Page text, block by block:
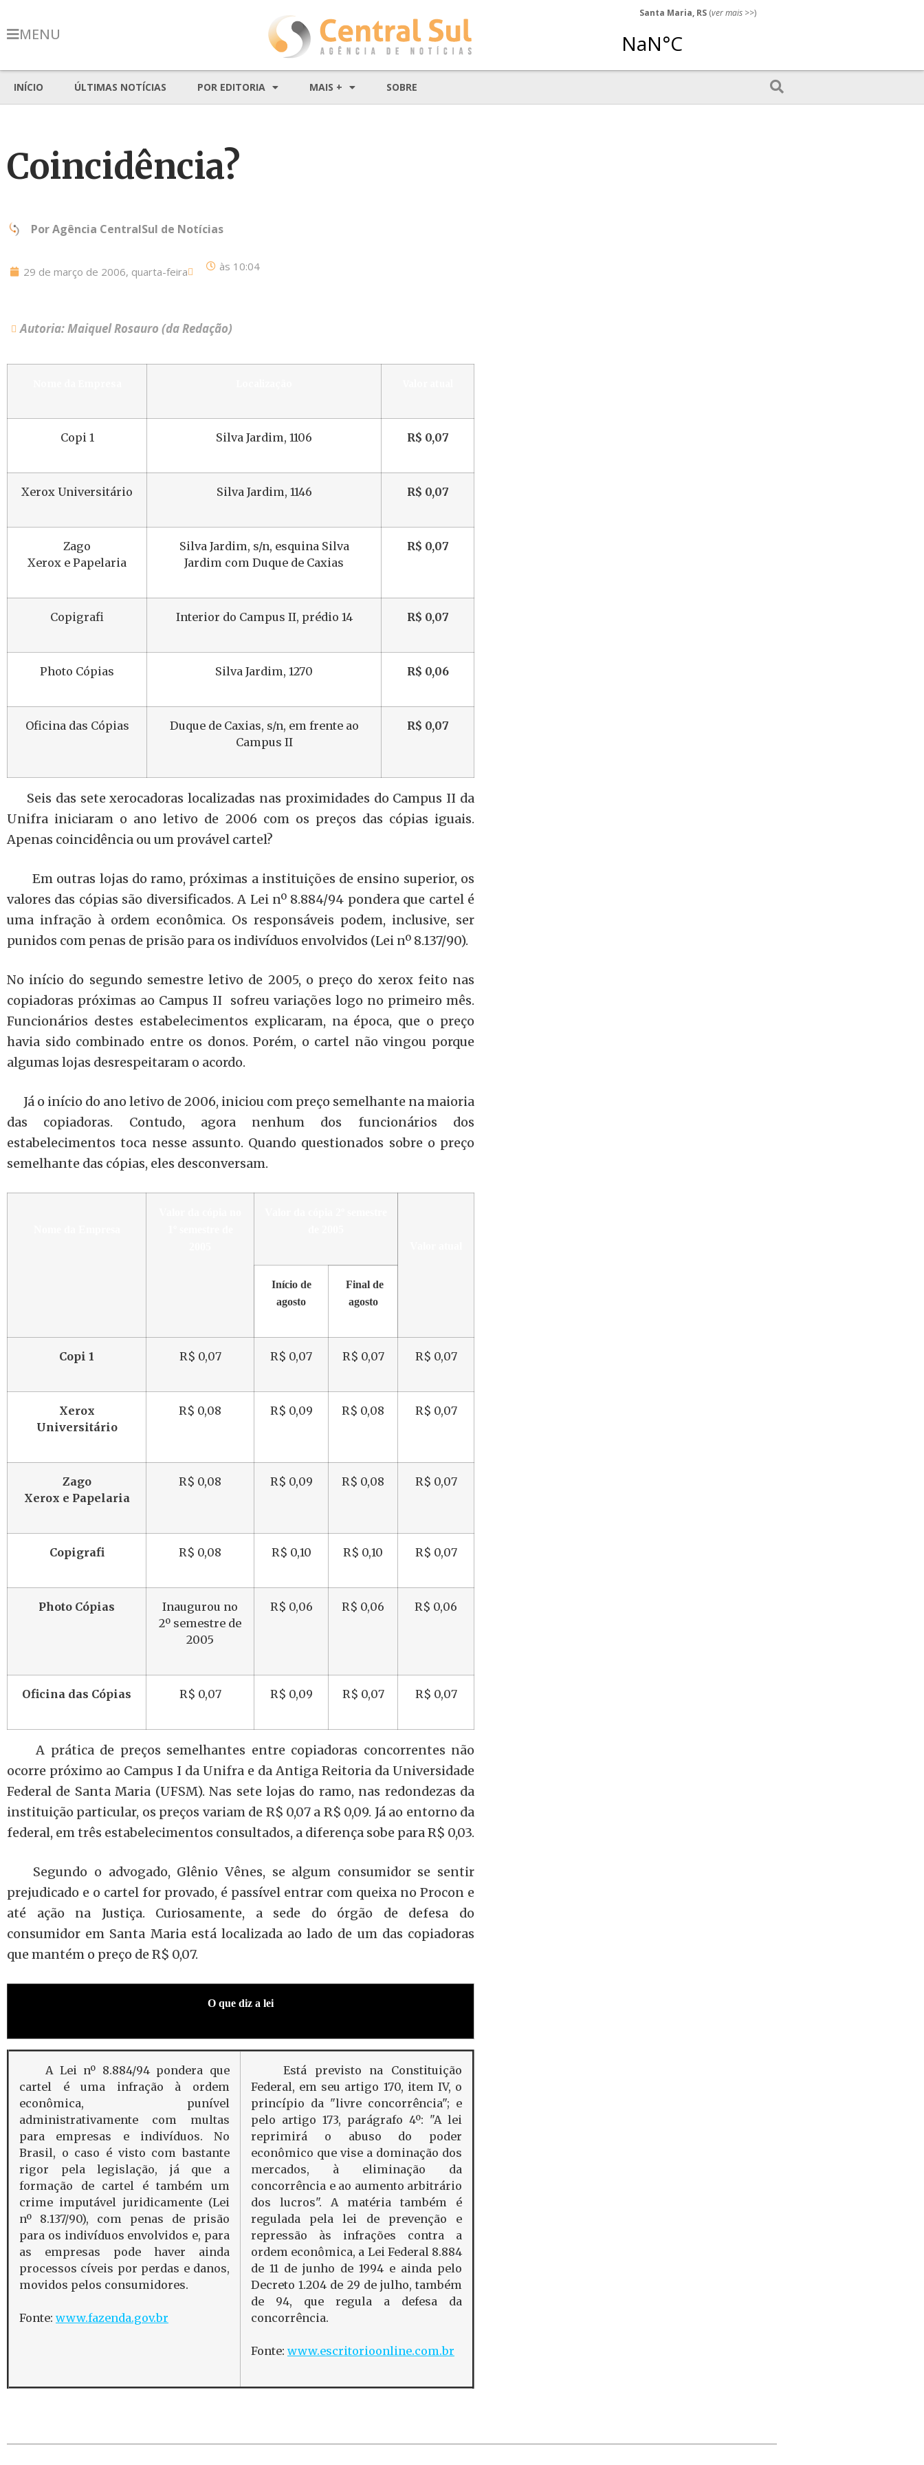
MENU
Santa Maria, RS (ver mais >>)
INÍCIO ÚLTIMAS NOTÍCIAS POR EDITORIA MAIS + SOBRE
Coincidência?
PorAgência CentralSul de Notícias
29 de março de 2006, quarta-feira às 10:04
Autoria: Maiquel Rosauro (da Redação)
Copi 1 Silva Jardim, 1106 R$ 0,07
Xerox Universitário Silva Jardim, 1146 R$ 0,07
Zago
Xerox e Papelaria
Silva Jardim, s/n, esquina Silva
Jardim com Duque de Caxias
R$ 0,07
Copigrafi Interior do Campus II, prédio 14 R$ 0,07
Photo Cópias Silva Jardim, 1270 R$ 0,06
Oficina das Cópias
Duque de Caxias, s/n, em frente ao
Campus II
R$ 0,07
Seis das sete xerocadoras localizadas nas proximidades do Campus II da
Unifra iniciaram o ano letivo de 2006 com os preços das cópias iguais.
Apenas coincidência ou um provável cartel?
Em outras lojas do ramo, próximas a instituições de ensino superior, os
valores das cópias são diversificados. A Lei nº 8.884/94 pondera que cartel é
uma infração à ordem econômica. Os responsáveis podem, inclusive, ser
punidos com penas de prisão para os indivíduos envolvidos (Lei nº 8.137/90).
No início do segundo semestre letivo de 2005, o preço do xerox feito nas
copiadoras próximas ao Campus II sofreu variações logo no primeiro mês.
Funcionários destes estabelecimentos explicaram, na época, que o preço
havia sido combinado entre os donos. Porém, o cartel não vingou porque
algumas lojas desrespeitaram o acordo.
Já o início do ano letivo de 2006, iniciou com preço semelhante na maioria
das copiadoras. Contudo, agora nenhum dos funcionários dos
estabelecimentos toca nesse assunto. Quando questionados sobre o preço
semelhante das cópias, eles desconversam.
Início de
agosto
Final de
agosto
Copi 1 R$ 0,07 R$ 0,07 R$ 0,07 R$ 0,07
Xerox
Universitário
R$ 0,08 R$ 0,09 R$ 0,08 R$ 0,07
Zago
Xerox e Papelaria
R$ 0,08 R$ 0,09 R$ 0,08 R$ 0,07
Copigrafi R$ 0,08 R$ 0,10 R$ 0,10 R$ 0,07
Photo Cópias
Inaugurou no
2º semestre de
2005
R$ 0,06 R$ 0,06 R$ 0,06
Oficina das Cópias R$ 0,07 R$ 0,09 R$ 0,07 R$ 0,07
A prática de preços semelhantes entre copiadoras concorrentes não
ocorre próximo ao Campus I da Unifra e da Antiga Reitoria da Universidade
Federal de Santa Maria (UFSM). Nas sete lojas do ramo, nas redondezas da
instituição particular, os preços variam de R$ 0,07 a R$ 0,09. Já ao entorno da
federal, em três estabelecimentos consultados, a diferença sobe para R$ 0,03.
Segundo o advogado, Glênio Vênes, se algum consumidor se sentir
prejudicado e o cartel for provado, é passível entrar com queixa no Procon e
até ação na Justiça. Curiosamente, a sede do órgão de defesa do
consumidor em Santa Maria está localizada ao lado de um das copiadoras
que mantém o preço de R$ 0,07.
O que diz a lei
A Lei nº 8.884/94 pondera que
cartel é uma infração à ordem
econômica, punível
administrativamente com multas
para empresas e indivíduos. No
Brasil, o caso é visto com bastante
rigor pela legislação, já que a
formação de cartel é também um
crime imputável juridicamente (Lei
nº 8.137/90), com penas de prisão
para os indivíduos envolvidos e, para
as empresas pode haver ainda
processos cíveis por perdas e danos,
movidos pelos consumidores.
Fonte: www.fazenda.gov.br
Está previsto na Constituição
Federal, em seu artigo 170, item IV, o
princípio da "livre concorrência"; e
pelo artigo 173, parágrafo 4º: "A lei
reprimirá o abuso do poder
econômico que vise a dominação dos
mercados, à eliminação da
concorrência e ao aumento arbitrário
dos lucros". A matéria também é
regulada pela lei de prevenção e
repressão às infrações contra a
ordem econômica, a Lei Federal 8.884
de 11 de junho de 1994 e ainda pelo
Decreto 1.204 de 29 de julho, também
de 94, que regula a defesa da
concorrência.
Fonte: www.escritorioonline.com.br